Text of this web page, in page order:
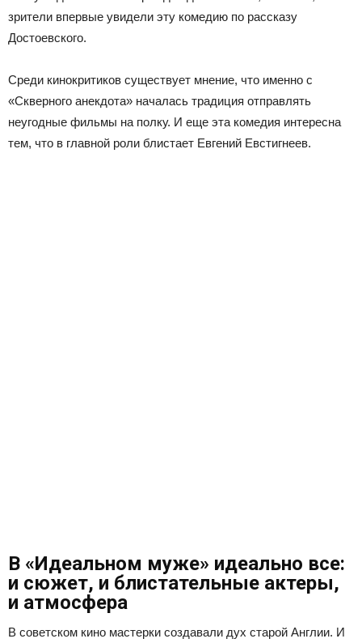
зрители впервые увидели эту комедию по рассказу
Достоевского.
Среди кинокритиков существует мнение, что именно с
«Скверного анекдота» началась традиция отправлять
неугодные фильмы на полку. И еще эта комедия интересна
тем, что в главной роли блистает Евгений Евстигнеев.
В «Идеальном муже» идеально все:
и сюжет, и блистательные актеры,
и атмосфера
В советском кино мастерки создавали дух старой Англии. И